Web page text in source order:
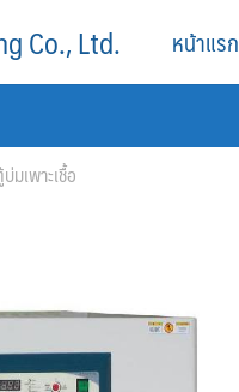
Co., Ltd. หน้าแรก
เพาะเชื้อ